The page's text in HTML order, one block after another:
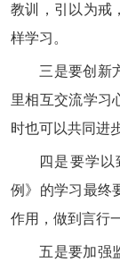
教训，引以为戒
样学习。
三是要创新
里相互交流学习
时也可以共同进
四是要学
例》的学习最终
作用，做到言行
五是要加强